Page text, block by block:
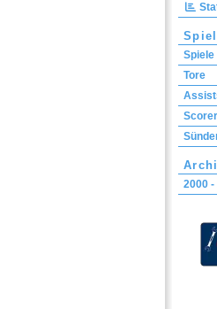
Spiele
Tore
Scorer
2000 -